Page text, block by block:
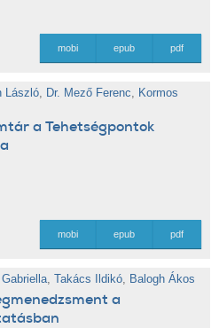
pdf
epub
mobi
László, Dr. Mező Ferenc, Kormos
a Tehetségpontok
pdf
epub
mobi
,Takács Ildikó, Balogh Ákos
a